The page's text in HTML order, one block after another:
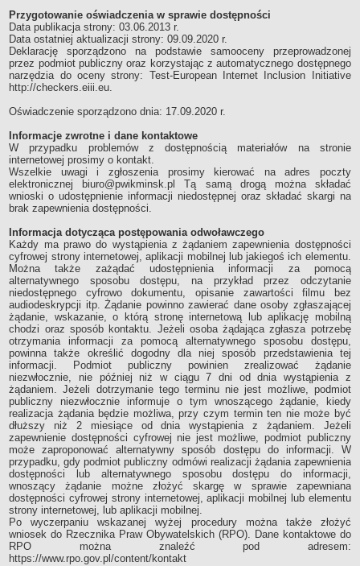
Druki do pobrania dla interesantów
AKTUALNOŚCI
Nowości
Ogłoszenia i komunikaty
Przerwy w dostawie wody
Jakość wody
RODO
DOSTĘP DO INFORMACJI PUBLICZNEJ
REDAKCJA BIP
DEKLARACJA DOSTĘPNOŚCI
Przygotowanie oświadczenia w sprawie dostępności
Data publikacja strony: 03.06.2013 r.
Data ostatniej aktualizacji strony: 09.09.2020 r.
Deklarację sporządzono na podstawie samooceny przeprowadzonej
przez podmiot publiczny oraz korzystając z automatycznego dostępnego
narzędzia do oceny strony: Test-European Internet Inclusion Initiative
http://checkers.eiii.eu.
Oświadczenie sporządzono dnia: 17.09.2020 r.
Informacje zwrotne i dane kontaktowe
W przypadku problemów z dostępnością materiałów na stronie
internetowej prosimy o kontakt.
Wszelkie uwagi i zgłoszenia prosimy kierować na adres poczty
elektronicznej biuro@pwikminsk.pl Tą samą drogą można składać
wnioski o udostępnienie informacji niedostępnej oraz składać skargi na
brak zapewnienia dostępności.
Informacja dotycząca postępowania odwoławczego
Każdy ma prawo do wystąpienia z żądaniem zapewnienia dostępności
cyfrowej strony internetowej, aplikacji mobilnej lub jakiegoś ich elementu.
Można także zażądać udostępnienia informacji za pomocą
alternatywnego sposobu dostępu, na przykład przez odczytanie
niedostępnego cyfrowo dokumentu, opisanie zawartości filmu bez
audiodeskrypcji itp. Żądanie powinno zawierać dane osoby zgłaszającej
żądanie, wskazanie, o którą stronę internetową lub aplikację mobilną
chodzi oraz sposób kontaktu. Jeżeli osoba żądająca zgłasza potrzebę
otrzymania informacji za pomocą alternatywnego sposobu dostępu,
powinna także określić dogodny dla niej sposób przedstawienia tej
informacji. Podmiot publiczny powinien zrealizować żądanie
niezwłocznie, nie później niż w ciągu 7 dni od dnia wystąpienia z
żądaniem. Jeżeli dotrzymanie tego terminu nie jest możliwe, podmiot
publiczny niezwłocznie informuje o tym wnoszącego żądanie, kiedy
realizacja żądania będzie możliwa, przy czym termin ten nie może być
dłuższy niż 2 miesiące od dnia wystąpienia z żądaniem. Jeżeli
zapewnienie dostępności cyfrowej nie jest możliwe, podmiot publiczny
może zaproponować alternatywny sposób dostępu do informacji. W
przypadku, gdy podmiot publiczny odmówi realizacji żądania zapewnienia
dostępności lub alternatywnego sposobu dostępu do informacji,
wnoszący żądanie możne złożyć skargę w sprawie zapewniana
dostępności cyfrowej strony internetowej, aplikacji mobilnej lub elementu
strony internetowej, lub aplikacji mobilnej.
Po wyczerpaniu wskazanej wyżej procedury można także złożyć
wniosek do Rzecznika Praw Obywatelskich (RPO). Dane kontaktowe do
RPO można znaleźć pod adresem:
https://www.rpo.gov.pl/content/kontakt